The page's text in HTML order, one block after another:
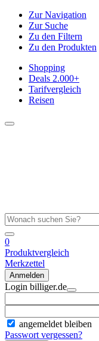
Zur Navigation
Zur Suche
Zu den Filtern
Zu den Produkten
Shopping
Deals 2.000+
Tarifvergleich
Reisen
0
Produktvergleich
Merkzettel
Anmelden
Login billiger.de
angemeldet bleiben
Passwort vergessen?